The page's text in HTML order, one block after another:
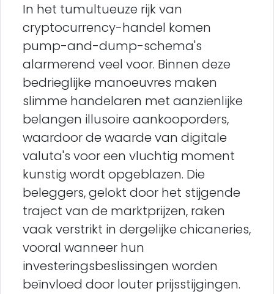
In het tumultueuze rijk van
cryptocurrency-handel komen
pump-and-dump-schema's
alarmerend veel voor. Binnen deze
bedrieglijke manoeuvres maken
slimme handelaren met aanzienlijke
belangen illusoire aankooporders,
waardoor de waarde van digitale
valuta's voor een vluchtig moment
kunstig wordt opgeblazen. Die
beleggers, gelokt door het stijgende
traject van de marktprijzen, raken
vaak verstrikt in dergelijke chicaneries,
vooral wanneer hun
investeringsbeslissingen worden
beïnvloed door louter prijsstijgingen.